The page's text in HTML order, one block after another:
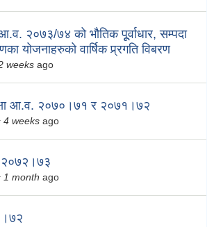
२०७३/७४ को भौतिक पूूर्वाधार, सम्पदा
योजनाहरुको वार्षिक प्र्रगति विबरण
weeks ago
आ.व. २०७०।७१ र २०७१।७२
4 weeks ago
1 month ago